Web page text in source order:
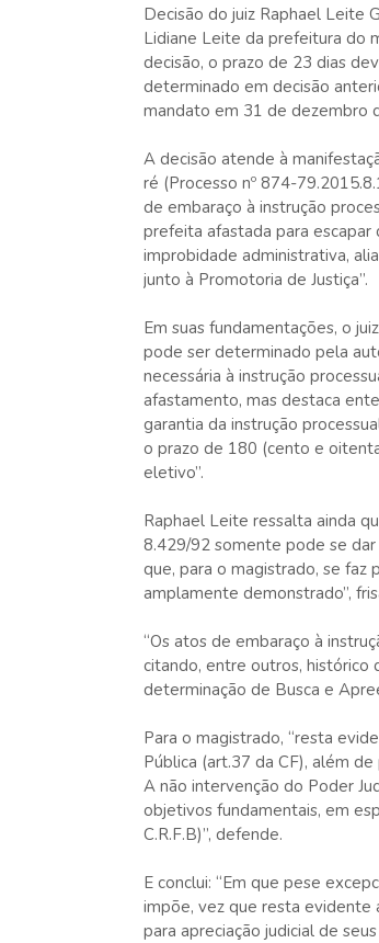
Decisão do juiz Raphael Leite
Lidiane Leite da prefeitura do
decisão, o prazo de 23 dias
determinado em decisão
mandato em 31 de dezembro
A decisão atende à
ré (Processo nº 874-
de embaraço à instrução
prefeita afastada para escapar
improbidade administrativa,
junto à Promotoria de Justiça”.
Em suas fundamentações, o
pode ser determinado pela
necessária à instrução
afastamento, mas destaca
garantia da instrução
o prazo de 180 (cento e
eletivo”.
Raphael Leite ressalta ainda
8.429/92 somente pode se
que, para o magistrado, se faz
amplamente demonstrado”,
“Os atos de embaraço à
citando, entre outros, histórico
determinação de Busca e
Para o magistrado, “resta
Pública (art.37 da CF), além
A não intervenção do Poder
objetivos fundamentais, em
C.R.F.B)”, defende.
E conclui: “Em que pese
impõe, vez que resta evidente
para apreciação judicial de